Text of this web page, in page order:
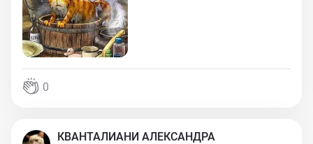
0
КВАНТАЛИАНИ АЛЕКСАНДРА